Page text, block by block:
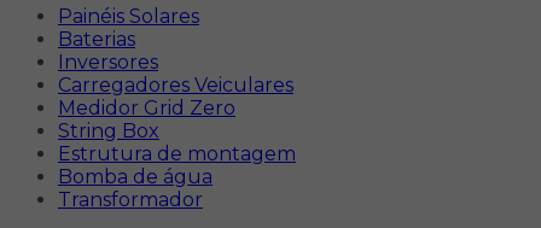
Painéis Solares
Baterias
Inversores
Carregadores Veiculares
Medidor Grid Zero
String Box
Estrutura de montagem
Bomba de água
Transformador